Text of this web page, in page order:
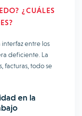
¿CUÁLES
entre los
deficiente. La
facturas, todo se
en la